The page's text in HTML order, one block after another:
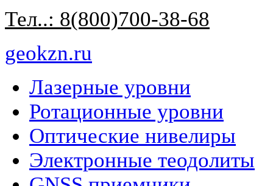
Тел..: 8(800)700-38-68
geokzn.ru
Лазерные уровни
Ротационные уровни
Оптические нивелиры
Электронные теодолиты